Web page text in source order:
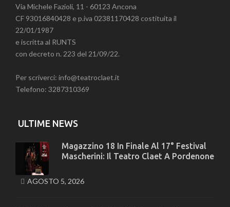
Via Michele Fazioli, 11 - 60123 Ancona
CF 93016840428 e p.iva 02381170428 costituita il
22/01/1987
e iscritta al RUNTS
con decreto n. 223 del 21/09/22.
Per scriverci: info@teatroclaet.it
Telefono: 3287310369
ULTIME NEWS
Magazzino 18 In Finale Al 17° Festival
Mascherini: Il Teatro Claet A Pordenone
AGOSTO 5, 2026